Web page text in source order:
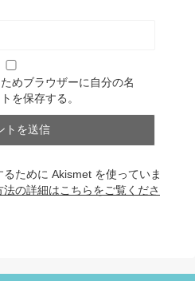
めブラウザーに自分の名
を保存する。
ために Akismet を使っていま
の詳細はこちらをご覧くださ